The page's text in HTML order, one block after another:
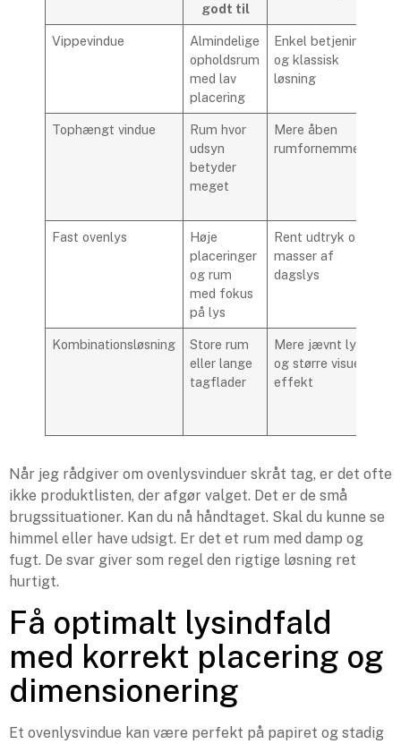
godt til
Vippevindue
Almindelige
opholdsrum
med lav
placering
Enkel betjening
og klassisk
løsning
Tophængt vindue
Rum hvor
udsyn
betyder
meget
Mere åben
rumfornemmelse
Fast ovenlys
Høje
placeringer
og rum
med fokus
på lys
Rent udtryk og
masser af
dagslys
Kombinationsløsning
Store rum
eller lange
tagflader
Mere jævnt lys
og større visuel
effekt
Når jeg rådgiver om ovenlysvinduer skråt tag, er det ofte
ikke produktlisten, der afgør valget. Det er de små
brugssituationer. Kan du nå håndtaget. Skal du kunne se
himmel eller have udsigt. Er det et rum med damp og
fugt. De svar giver som regel den rigtige løsning ret
hurtigt.
Få optimalt lysindfald
med korrekt placering og
dimensionering
Et ovenlysvindue kan være perfekt på papiret og stadig